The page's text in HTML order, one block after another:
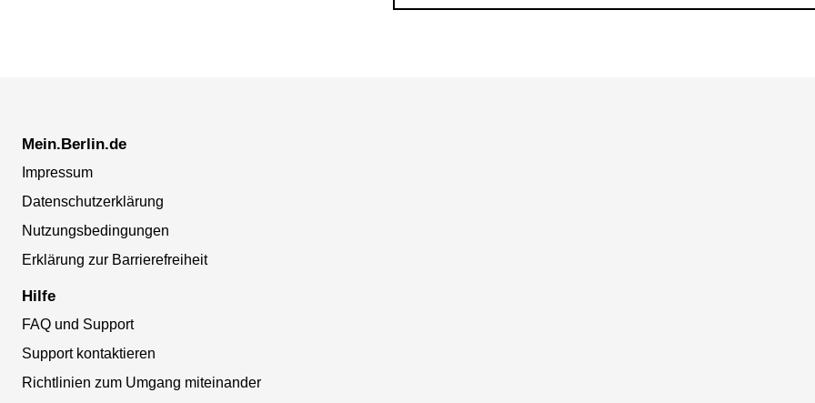
Mein.Berlin.de
Impressum
Datenschutzerklärung
Nutzungsbedingungen
Erklärung zur Barrierefreiheit
Hilfe
FAQ und Support
Support kontaktieren
Richtlinien zum Umgang miteinander